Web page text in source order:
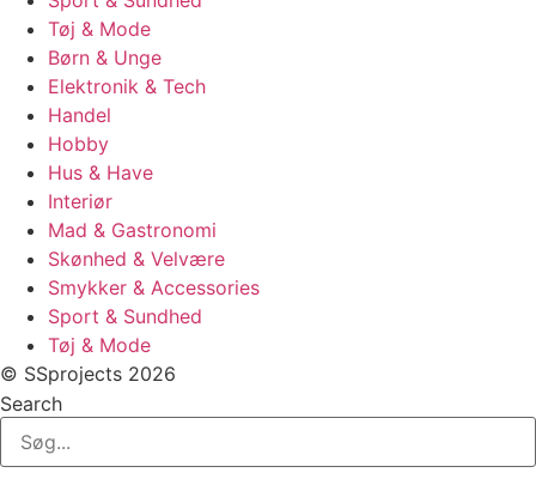
Tøj & Mode
Børn & Unge
Elektronik & Tech
Handel
Hobby
Hus & Have
Interiør
Mad & Gastronomi
Skønhed & Velvære
Smykker & Accessories
Sport & Sundhed
Tøj & Mode
© SSprojects 2026
Search